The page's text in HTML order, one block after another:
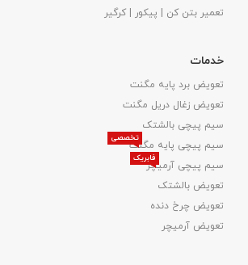
تعمیر بتن کن | پیکور | کرگیر
خدمات
تعویض برد پایه مگنت
تعویض زغال دریل مگنت
سیم پیچی بالشتک
سیم پیچی پایه مگنت
تخصصی
سیم پیچی آرمیچر
فابریک
تعویض بالشتک​
تعویض چرخ دنده
تعویض آرمیچر